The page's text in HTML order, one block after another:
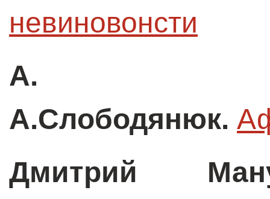
невиновонсти
А.
А.Слободянюк.
Дмитрий